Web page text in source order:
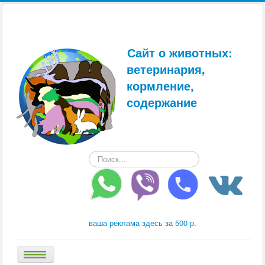
Сайт о животных:
ветеринария,
кормление,
содержание
Искать...
ваша реклама здесь за 500 р.